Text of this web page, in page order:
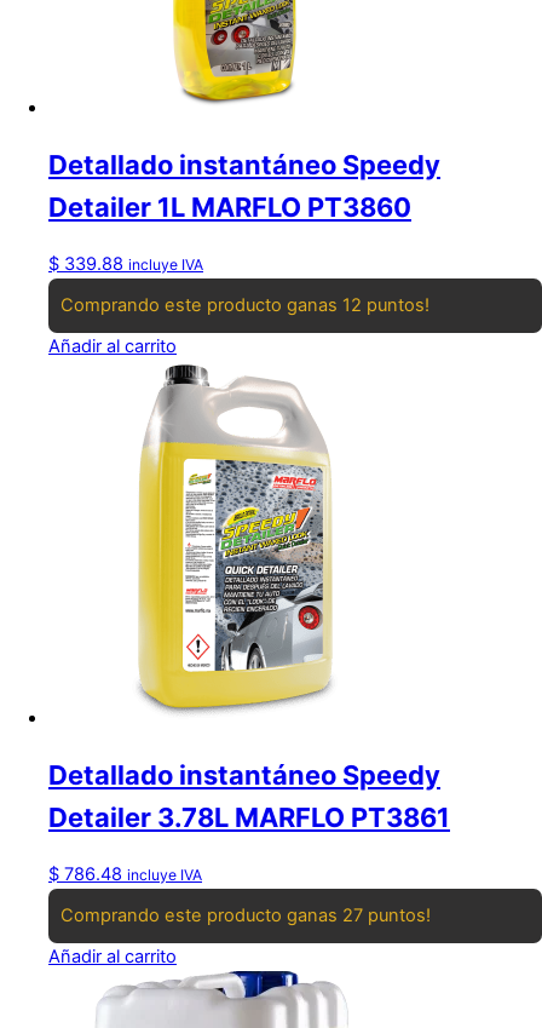
Detallado instantáneo Speedy
Detailer 1L MARFLO PT3860
$ 339.88 incluye IVA
Comprando este producto ganas 12 puntos!
Añadir al carrito
Detallado instantáneo Speedy
Detailer 3.78L MARFLO PT3861
$ 786.48 incluye IVA
Comprando este producto ganas 27 puntos!
Añadir al carrito